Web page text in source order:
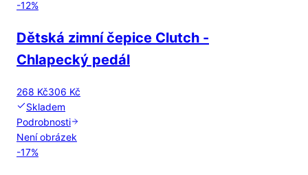
-12%
Dětská zimní čepice Clutch -
Chlapecký pedál
268 Kč306 Kč
Skladem
Podrobnosti
Není obrázek
-17%